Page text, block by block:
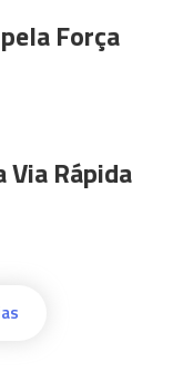
Força
Via Rápida